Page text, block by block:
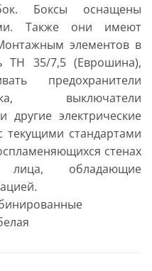
Боксы оснащены
Также они имеют
элементов в
TH 35/7,5 (Еврошина),
предохранители
выключатели
другие электрические
текущими стандартами
стенах
лица, обладающие